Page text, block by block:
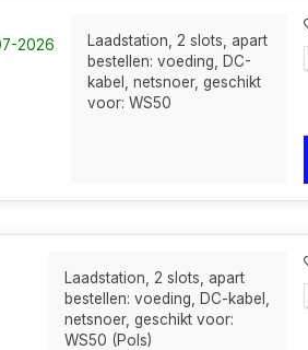
2026
Laadstation, 2 slots, apart
bestellen: voeding, DC-
kabel, netsnoer, geschikt
voor: WS50
Laadstation, 2 slots, apart
bestellen: voeding, DC-kabel,
netsnoer, geschikt voor:
WS50 (Pols)